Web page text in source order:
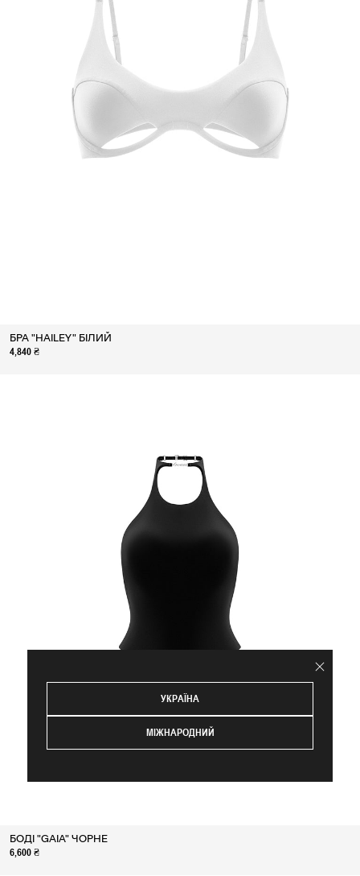
БРА "HAILEY" БІЛИЙ
4,840 ₴
БОДІ "GAIA" ЧОРНЕ
6,600 ₴
УКРАЇНА
МІЖНАРОДНИЙ